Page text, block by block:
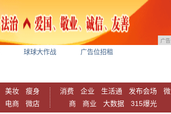
广告
球球大作战 广告位招租
美妆
瘦身
电商 微店
消费 企业 生活通 发布会场
微
商
商业 大数据 315爆光